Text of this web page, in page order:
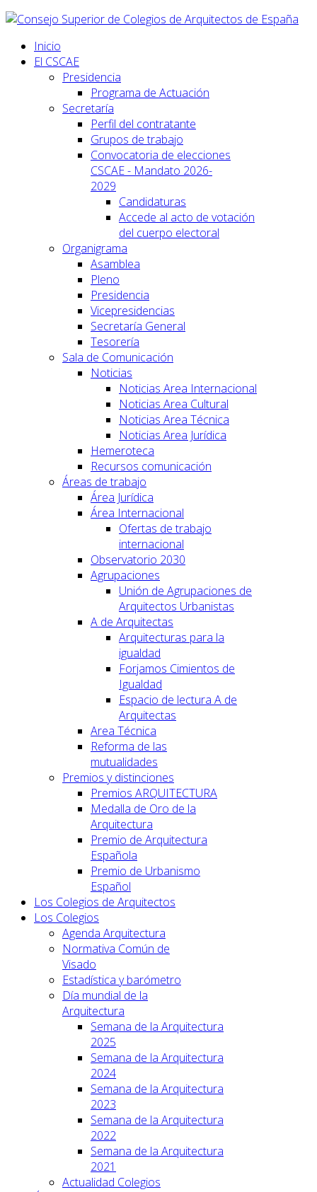
Inicio
El CSCAE
Presidencia
Programa de Actuación
Secretaría
Perfil del contratante
Grupos de trabajo
Convocatoria de elecciones
CSCAE - Mandato 2026-
2029
Candidaturas
Accede al acto de votación
del cuerpo electoral
Organigrama
Asamblea
Pleno
Presidencia
Vicepresidencias
Secretaría General
Tesorería
Sala de Comunicación
Noticias
Noticias Area Internacional
Noticias Area Cultural
Noticias Area Técnica
Noticias Area Jurídica
Hemeroteca
Recursos comunicación
Áreas de trabajo
Área Jurídica
Área Internacional
Ofertas de trabajo
internacional
Observatorio 2030
Agrupaciones
Unión de Agrupaciones de
Arquitectos Urbanistas
A de Arquitectas
Arquitecturas para la
igualdad
Forjamos Cimientos de
Igualdad
Espacio de lectura A de
Arquitectas
Area Técnica
Reforma de las
mutualidades
Premios y distinciones
Premios ARQUITECTURA
Medalla de Oro de la
Arquitectura
Premio de Arquitectura
Española
Premio de Urbanismo
Español
Los Colegios de Arquitectos
Los Colegios
Agenda Arquitectura
Normativa Común de
Visado
Estadística y barómetro
Día mundial de la
Arquitectura
Semana de la Arquitectura
2025
Semana de la Arquitectura
2024
Semana de la Arquitectura
2023
Semana de la Arquitectura
2022
Semana de la Arquitectura
2021
Actualidad Colegios